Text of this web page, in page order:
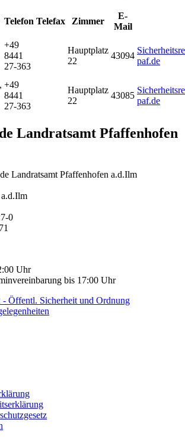
Telefon Telefax Zimmer
E-
Mail
+49
8441
27-363
Hauptplatz
22
43094
paf.de
, +49
8441
27-363
Hauptplatz
22
43085
paf.de
Landratsamt Pfaffenhofen
Landratsamt Pfaffenhofen a.d.Ilm
0
Uhr
bis 17:00 Uhr
- Öffentl. Sicherheit und Ordnung